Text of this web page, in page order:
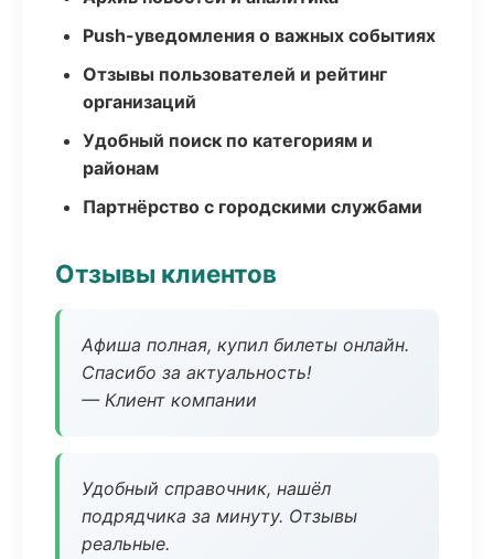
Push-уведомления о важных событиях
Отзывы пользователей и рейтинг
организаций
Удобный поиск по категориям и
районам
Партнёрство с городскими службами
Отзывы клиентов
Афиша полная, купил билеты онлайн.
Спасибо за актуальность!
— Клиент компании
Удобный справочник, нашёл
подрядчика за минуту. Отзывы
реальные.